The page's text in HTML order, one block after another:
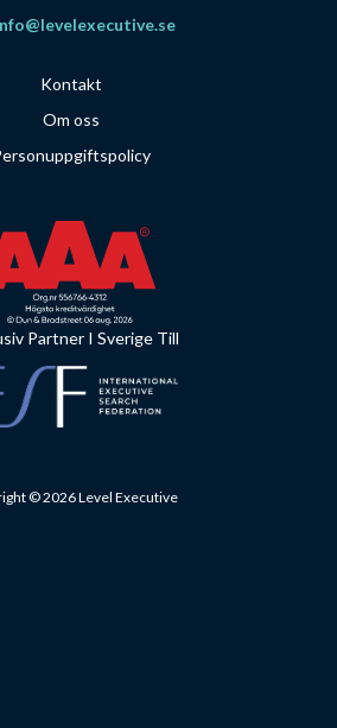
Kontakt
Om oss
Partner I Sverige Till
© 2026 Level Executive